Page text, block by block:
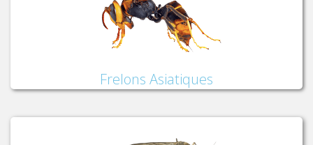
Frelons Asiatiques